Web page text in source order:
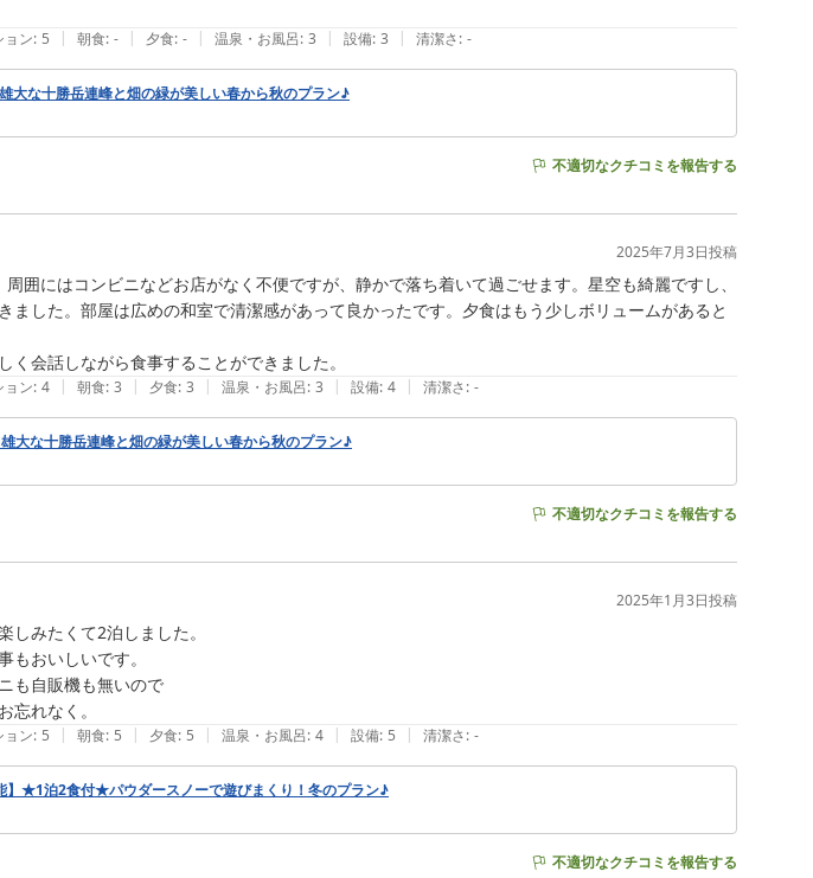
ョン: 5 | 朝食: - | 夕食: - | 温泉・お風呂: 3 | 設備: 3 | 清潔さ: -
な十勝岳連峰と畑の緑が美しい春から秋のプラン♪
不適切なクチコミを報告する
2025年7月3日投稿
囲にはコンビニなどお店がなく不便ですが、静かで落ち着いて過ごせます。星空も綺麗ですし、
ました。部屋は広めの和室で清潔感があって良かったです。夕食はもう少しボリュームがあると
会話しながら食事することができました。
ョン: 4 | 朝食: 3 | 夕食: 3 | 温泉・お風呂: 3 | 設備: 4 | 清潔さ: -
な十勝岳連峰と畑の緑が美しい春から秋のプラン♪
不適切なクチコミを報告する
2025年1月3日投稿
しみたくて2泊しました。
もおいしいです。
も自販機も無いので
忘れなく。
ョン: 5 | 朝食: 5 | 夕食: 5 | 温泉・お風呂: 4 | 設備: 5 | 清潔さ: -
】★1泊2食付★パウダースノーで遊びまくり！冬のプラン♪
不適切なクチコミを報告する